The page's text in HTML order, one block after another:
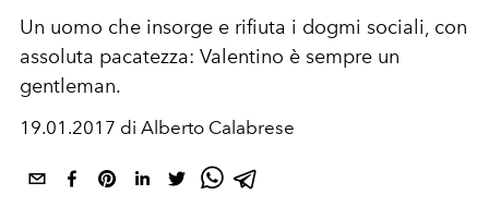
Un uomo che insorge e rifiuta i dogmi sociali, con
assoluta pacatezza: Valentino è sempre un
gentleman.
19.01.2017 di Alberto Calabrese